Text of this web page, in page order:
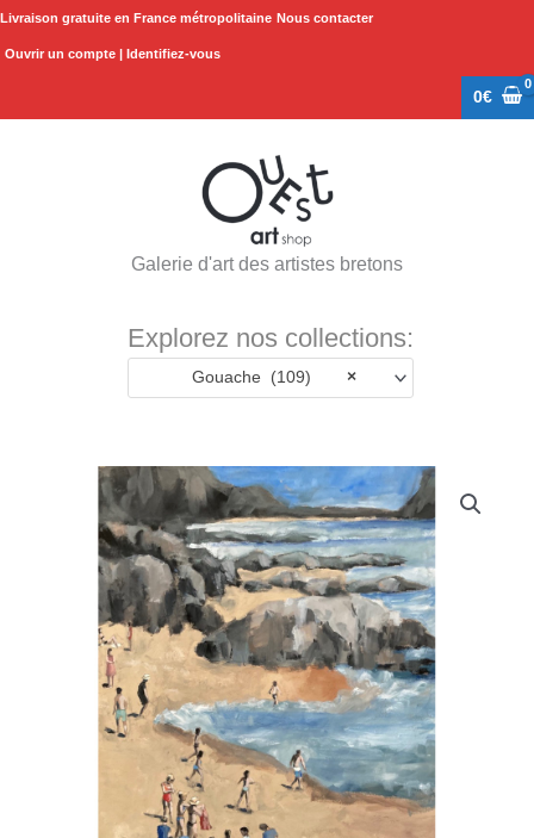
Aller
Livraison gratuite en France métropolitaine Nous contacter
Ouvrir un compte | Identifiez-vous
0€
Galerie d'art des artistes bretons
Explorez nos collections:
×
Gouache (109)